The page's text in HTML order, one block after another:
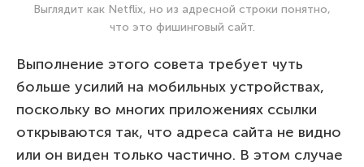
Выглядит как Netflix, но из адресной строки понятно,
что это фишинговый сайт.
Выполнение этого совета требует чуть
больше усилий на мобильных устройствах,
поскольку во многих приложениях ссылки
открываются так, что адреса сайта не видно
или он виден только частично. В этом случае